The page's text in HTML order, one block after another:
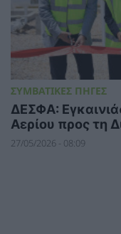
ΣΥΜΒΑΤΙΚΕΣ ΠΗΓΕΣ
ΔΕΣΦΑ:
Αερίου προς τη
27/05/2026 - 08:09